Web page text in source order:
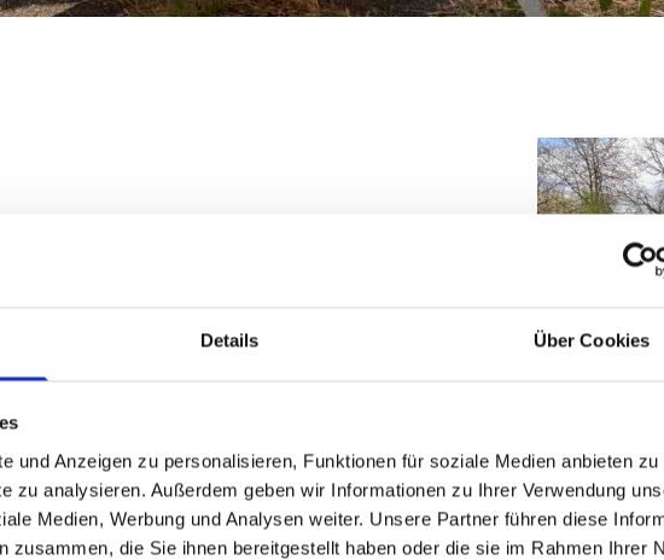
Details Über Cookies
und Anzeigen zu personalisieren, Funktionen für soziale Medien anbieten zu
zu analysieren. Außerdem geben wir Informationen zu Ihrer Verwendung
Medien, Werbung und Analysen weiter. Unsere Partner führen diese
zusammen, die Sie ihnen bereitgestellt haben oder die sie im Rahmen Ihrer
dem sind Wir für unsere Privat-, Gewerbe- und
Kunden zu ihrer vollsten Zufriedenheit. Durch
Einsatz modernster Maschinen und Fahrzeuge ist